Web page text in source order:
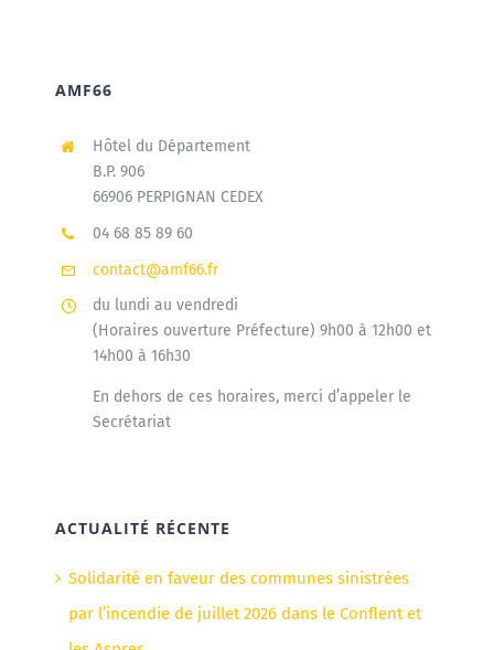
AMF66
Hôtel du Département
B.P. 906
66906 PERPIGNAN CEDEX
04 68 85 89 60
contact@amf66.fr
du lundi au vendredi
(Horaires ouverture Préfecture) 9h00 à 12h00 et
14h00 à 16h30
En dehors de ces horaires, merci d’appeler le
Secrétariat
ACTUALITÉ RÉCENTE
Solidarité en faveur des communes sinistrées
par l’incendie de juillet 2026 dans le Conflent et